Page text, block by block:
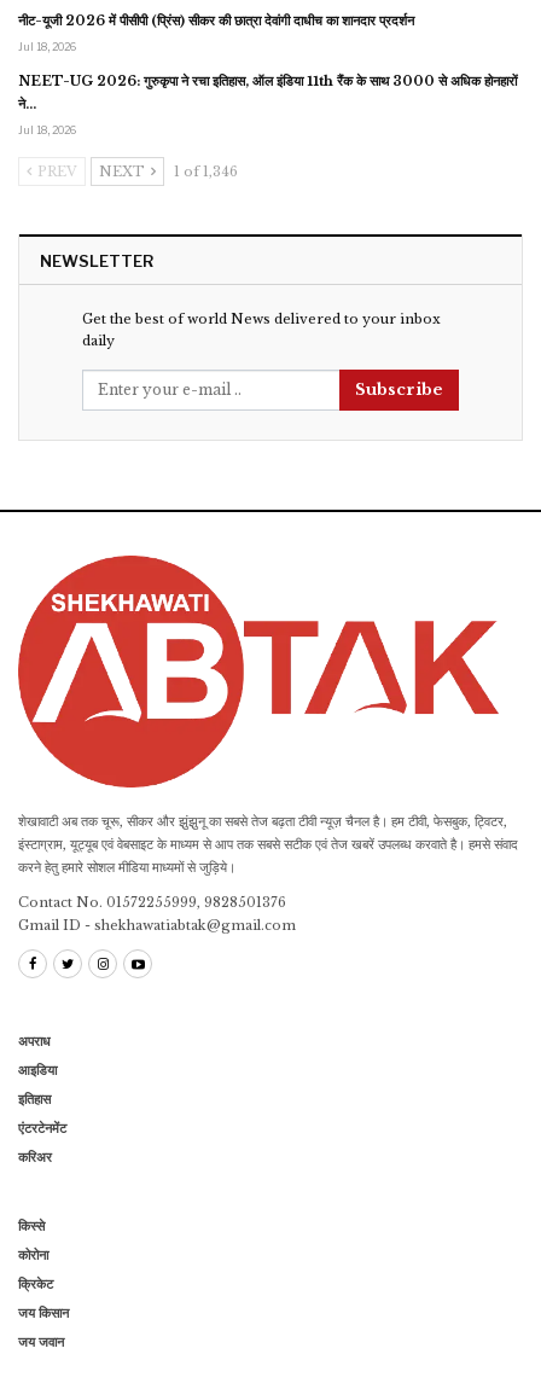
नीट-यूजी 2026 में पीसीपी (प्रिंस) सीकर की छात्रा देवांगी दाधीच का शानदार प्रदर्शन
Jul 18, 2026
NEET-UG 2026: गुरुकृपा ने रचा इतिहास, ऑल इंडिया 11th रैंक के साथ 3000 से अधिक होनहारों
ने…
Jul 18, 2026
PREV NEXT 1 of 1,346
NEWSLETTER
Get the best of world News delivered to your inbox
daily
Subscribe
शेखावाटी अब तक चूरू, सीकर और झुंझुनू का सबसे तेज बढ़ता टीवी न्यूज़ चैनल है। हम टीवी, फेसबुक, ट्विटर,
इंस्टाग्राम, यूट्यूब एवं वेबसाइट के माध्यम से आप तक सबसे सटीक एवं तेज खबरें उपलब्ध करवाते है। हमसे संवाद
करने हेतु हमारे सोशल मीडिया माध्यमों से जुड़िये।
Contact No. 01572255999, 9828501376
Gmail ID - shekhawatiabtak@gmail.com
अपराध
आइडिया
इतिहास
एंटरटेनमेंट
करिअर
किस्से
कोरोना
क्रिकेट
जय किसान
जय जवान